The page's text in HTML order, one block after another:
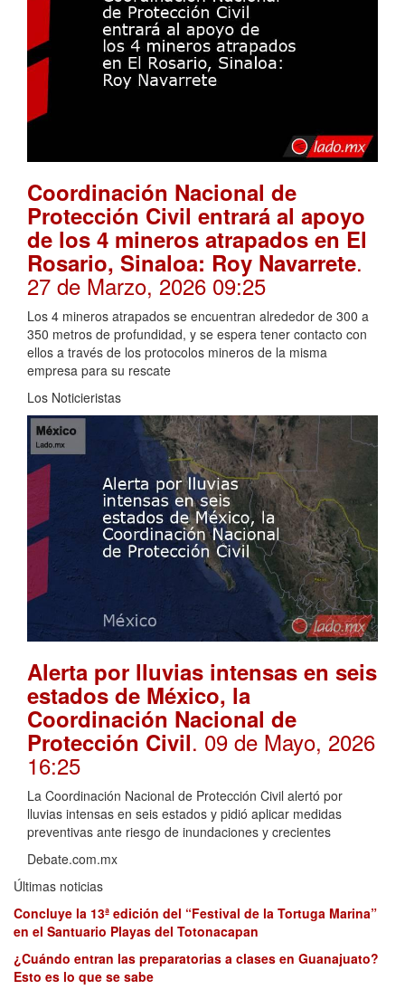
Coordinación Nacional de
Protección Civil entrará al apoyo
de los 4 mineros atrapados en El
Rosario, Sinaloa: Roy Navarrete.
27 de Marzo, 2026 09:25
Los 4 mineros atrapados se encuentran alrededor de 300 a
350 metros de profundidad, y se espera tener contacto con
ellos a través de los protocolos mineros de la misma
empresa para su rescate
Los Noticieristas
Alerta por lluvias intensas en seis
estados de México, la
Coordinación Nacional de
Protección Civil. 09 de Mayo, 2026
16:25
La Coordinación Nacional de Protección Civil alertó por
lluvias intensas en seis estados y pidió aplicar medidas
preventivas ante riesgo de inundaciones y crecientes
Debate.com.mx
Últimas noticias
Concluye la 13ª edición del “Festival de la Tortuga Marina”
en el Santuario Playas del Totonacapan
¿Cuándo entran las preparatorias a clases en Guanajuato?
Esto es lo que se sabe